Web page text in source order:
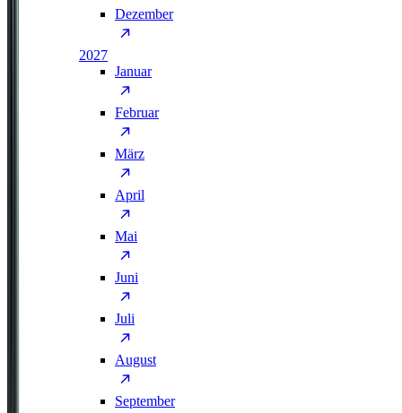
Dezember
2027
Januar
Februar
März
April
Mai
Juni
Juli
August
September